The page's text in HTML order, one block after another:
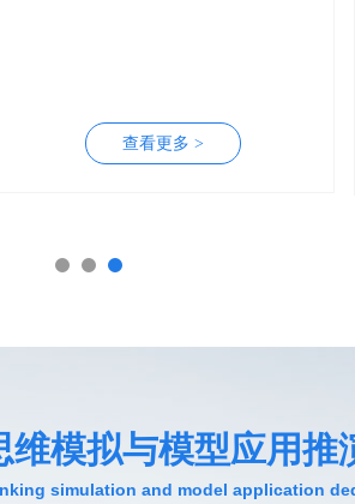
维模拟与模型应用推
simulation and model application